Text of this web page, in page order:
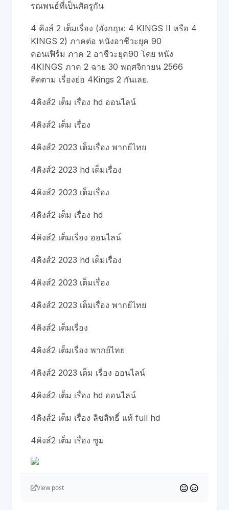
รณพนธ์ที่เป็นศัตรูกัน
4 คิงส์ 2 เต็มเรื่อง (อังกฤษ: 4 KINGS II หรือ 4
KINGS 2) ภาคต่อ หนังอาชีวะยุค 90
คอนเฟิร์ม ภาค 2 อาชีวะยุค90 โดย หนัง
4KINGS ภาค 2 ฉาย 30 พฤศจิกายน 2566
ติดตาม เรื่องย่อ 4Kings 2 กันเลย.
4คิงส์2 เต็ม เรื่อง hd ออนไลน์
4คิงส์2 เต็ม เรื่อง
4คิงส์2 2023 เต็มเรื่อง พากย์ไทย
4คิงส์2 2023 hd เต็มเรื่อง
4คิงส์2 2023 เต็มเรื่อง
4คิงส์2 เต็ม เรื่อง hd
4คิงส์2 เต็มเรื่อง ออนไลน์
4คิงส์2 2023 hd เต็มเรื่อง
4คิงส์2 2023 เต็มเรื่อง
4คิงส์2 2023 เต็มเรื่อง พากย์ไทย
4คิงส์2 เต็มเรื่อง
4คิงส์2 เต็มเรื่อง พากย์ไทย
4คิงส์2 2023 เต็ม เรื่อง ออนไลน์
4คิงส์2 เต็ม เรื่อง hd ออนไลน์
4คิงส์2 เต็ม เรื่อง ลิขสิทธิ์ แท้ full hd
4คิงส์2 เต็ม เรื่อง ซูม
View post